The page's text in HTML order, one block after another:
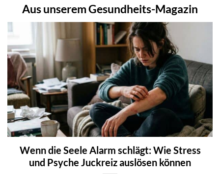
Aus unserem Gesundheits-Magazin
Wenn die Seele Alarm schlägt: Wie Stress
und Psyche Juckreiz auslösen können